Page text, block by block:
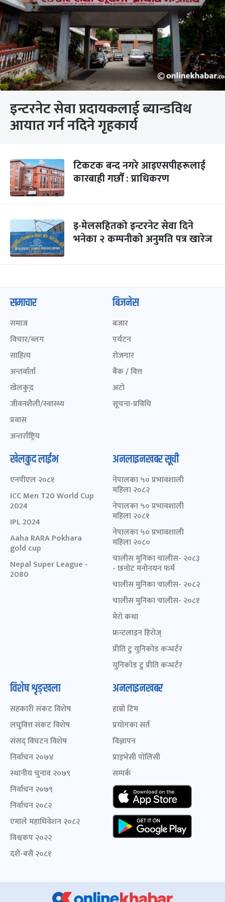
इन्टरनेट सेवा प्रदायकलाई ब्यान्डविथ
आयात गर्न नदिने गृहकार्य
टिकटक बन्द नगरे आइएसपीहरूलाई
कारबाही गर्छौं : प्राधिकरण
इ-मेलसहितको इन्टरनेट सेवा दिने
भनेका २ कम्पनीको अनुमति पत्र खारेज
समाचार
समाज
विचार/ब्लग
साहित्य
अन्तर्वार्ता
खेलकुद़़
जीवनशैली/स्वास्थ्य
प्रवास
अन्तर्राष्ट्रिय
बिजनेस
बजार
पर्यटन
रोजगार
बैंक / वित्त
अटो
सूचना-प्रविधि
खेलकुद लाईभ
एनपीएल २०८१
ICC Men T20 World Cup
2024
IPL 2024
Aaha RARA Pokhara
gold cup
Nepal Super League -
2080
अनलाइनखबर सूची
नेपालका ५० प्रभावशाली
महिला २०८२
नेपालका ५० प्रभावशाली
महिला २०८१
नेपालका ५० प्रभावशाली
महिला २०८०
चालीस मुनिका चालीस- २०८३
- छनोट मनोनयन फर्म
चालीस मुनिका चालीस- २०८२
चालीस मुनिका चालीस- २०८१
मेरो कथा
फ्रन्टलाइन हिरोज्
प्रीति टु युनिकोड कन्भर्टर
युनिकोड टु प्रीति कन्भर्टर
विशेष शृङ्खला
सहकारी संकट विशेष
लघुवित्त संकट विशेष
संसद् विघटन विशेष
निर्वाचन २०७४
स्थानीय चुनाव २०७९
निर्वाचन २०७९
निर्वाचन २०८२
एमाले महाधिवेशन २०८२
विश्वकप २०२२
दशैं-बसैं २०८१
अनलाइनखबर
हाम्रो टिम
प्रयोगका सर्त
विज्ञापन
प्राइभेसी पोलिसी
सम्पर्क